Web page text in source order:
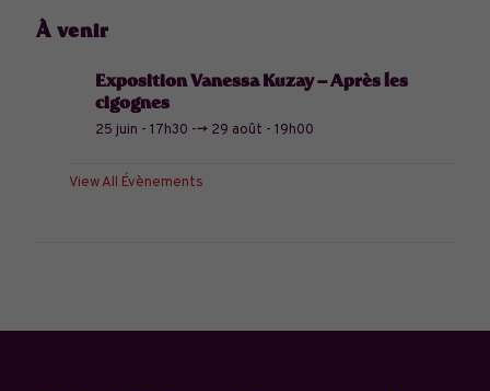
À venir
Exposition Vanessa Kuzay – Après les
cigognes
25 juin - 17h30 --> 29 août - 19h00
View All Évènements